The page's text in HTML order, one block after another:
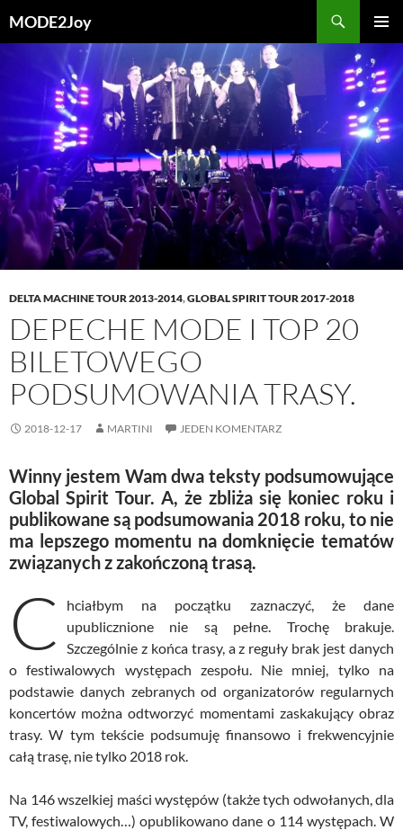
doMODE2Joy
MENU
DELTA MACHINE TOUR 2013-2014,GLOBAL SPIRIT TOUR 2017-2018
DEPECHE MODE I TOP 20
BILETOWEGO
PODSUMOWANIA TRASY.
2018-12-17 MARTINI JEDEN KOMENTARZ
Winny jestem Wam dwa teksty podsumowujące
Global Spirit Tour. A, że zbliża się koniec roku i
publikowane są podsumowania 2018 roku, to nie
ma lepszego momentu na domknięcie tematów
związanych z zakończoną trasą.
C
hciałbym na początku zaznaczyć, że dane
upublicznione nie są pełne. Trochę brakuje.
Szczególnie z końca trasy, a z reguły brak jest danych
o festiwalowych występach zespołu. Nie mniej, tylko na
podstawie danych zebranych od organizatorów regularnych
koncertów można odtworzyć momentami zaskakujący obraz
trasy. W tym tekście podsumuję finansowo i frekwencyjnie
całą trasę, nie tylko 2018 rok.
Na 146 wszelkiej maści występów (także tych odwołanych, dla
TV, festiwalowych…) opublikowano dane o 114 występach. W